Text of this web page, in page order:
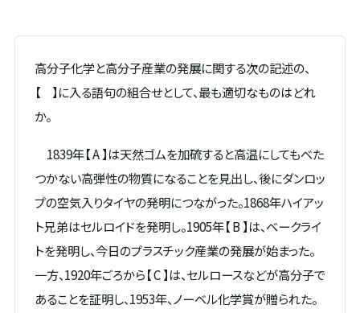
高分子化学と高分子産業の発展に関する次の記述の、
【 】に入る語句の組合せとして、最も適切なものはどれ
か。
1839年【 A 】は天然ゴムを加硫すると高温にしてもべた
つかない高弾性の物質になることを見出し、後にダンロッ
プの空気入りタイヤの発明につながった。1868年ハイアッ
ト兄弟はセルロイドを発明し。1905年【 B 】は、ベークライ
トを発明し、今日のプラスチック産業の発展が始まった。
一方、1920年ごろから【 C 】は、セルロースなどが高分子で
あることを証明し、1953年、ノーベル化学賞が贈られた。